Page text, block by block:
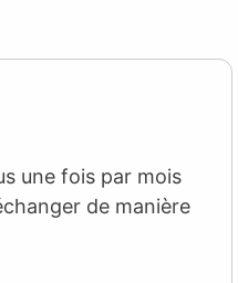
une fois par mois
de manière